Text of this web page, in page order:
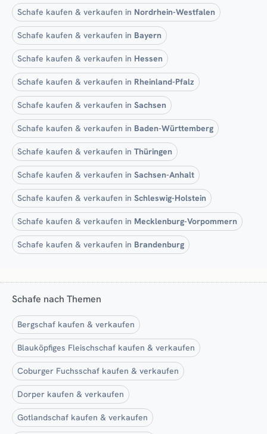
Schafe kaufen & verkaufen in Nordrhein-Westfalen
Schafe kaufen & verkaufen in Bayern
Schafe kaufen & verkaufen in Hessen
Schafe kaufen & verkaufen in Rheinland-Pfalz
Schafe kaufen & verkaufen in Sachsen
Schafe kaufen & verkaufen in Baden-Württemberg
Schafe kaufen & verkaufen in Thüringen
Schafe kaufen & verkaufen in Sachsen-Anhalt
Schafe kaufen & verkaufen in Schleswig-Holstein
Schafe kaufen & verkaufen in Mecklenburg-Vorpommern
Schafe kaufen & verkaufen in Brandenburg
Schafe nach Themen
Bergschaf kaufen & verkaufen
Blauköpfiges Fleischschaf kaufen & verkaufen
Coburger Fuchsschaf kaufen & verkaufen
Dorper kaufen & verkaufen
Gotlandschaf kaufen & verkaufen